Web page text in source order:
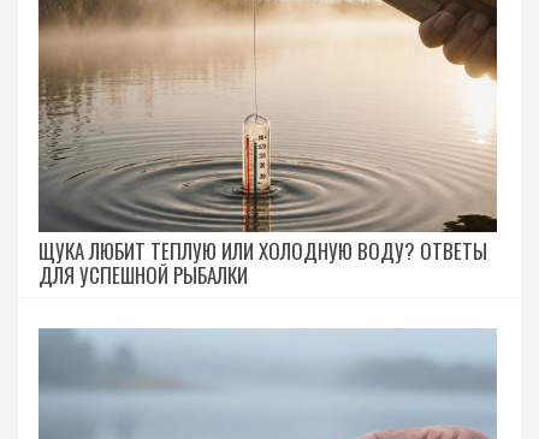
ЩУКА ЛЮБИТ ТЕПЛУЮ ИЛИ ХОЛОДНУЮ ВОДУ? ОТВЕТЫ
ДЛЯ УСПЕШНОЙ РЫБАЛКИ